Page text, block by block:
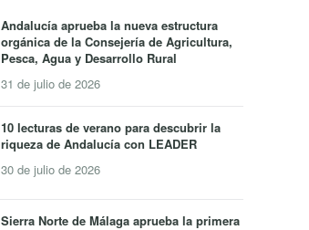
Andalucía aprueba la nueva estructura
orgánica de la Consejería de Agricultura,
Pesca, Agua y Desarrollo Rural
31 de julio de 2026
10 lecturas de verano para descubrir la
riqueza de Andalucía con LEADER
30 de julio de 2026
Sierra Norte de Málaga aprueba la primera